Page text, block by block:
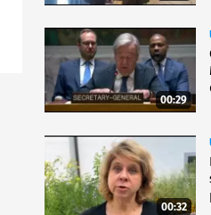
00:29
00:32